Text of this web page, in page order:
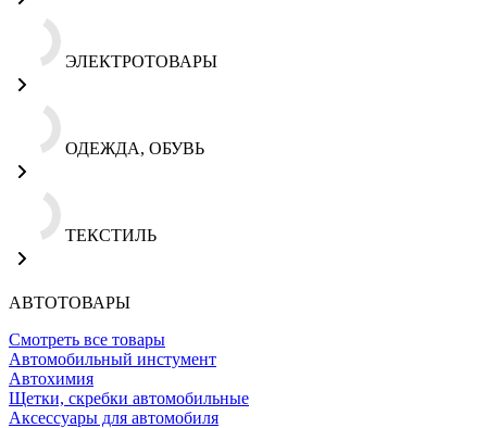
ЭЛЕКТРОТОВАРЫ
ОДЕЖДА, ОБУВЬ
ТЕКСТИЛЬ
АВТОТОВАРЫ
Смотреть все товары
Автомобильный инстумент
Автохимия
Щетки, скребки автомобильные
Аксессуары для автомобиля